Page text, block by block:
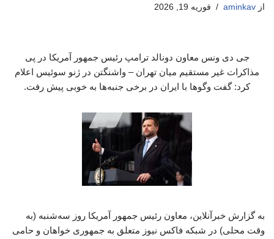
از aminkav فوریه 19, 2026
جی دی ونس معاون دونالد ترامپ رئیس جمهور آمریکا در پی
مذاکرات غیر مستقیم میان تهران – واشنگتن در ژنو سوئیس اعلام
کرد: گفت‌ وگوها با ایران در برخی جنبه‌ها به خوبی پیش رفت.
به گزارش خبرآنلاین، معاون رئیس جمهور آمریکا روز سه‌شنبه (به
وقت محلی) در شبکه فاکس نیوز متعلق به جمهوری خواهان و حامی